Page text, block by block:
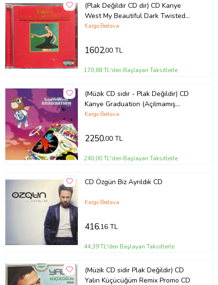
(Plak Değildir CD dir) CD Kanye
West My Beautiful Dark Twisted
Fantasy CD
Kargo Bedava
1602,00 TL
170,88 TL'den Başlayan Taksitlerle
(Müzik CD sidir - Plak Değildir) CD
Kanye Graduation (Açılmamış
Ambalajında) CD
Kargo Bedava
2250,00 TL
240,00 TL'den Başlayan Taksitlerle
CD Özgün Biz Ayrıldık CD
Kargo Bedava
416,16 TL
44,39 TL'den Başlayan Taksitlerle
(Müzik CD sidir Plak Değildir) CD
Yalın Küçücüğüm Remix Promo CD